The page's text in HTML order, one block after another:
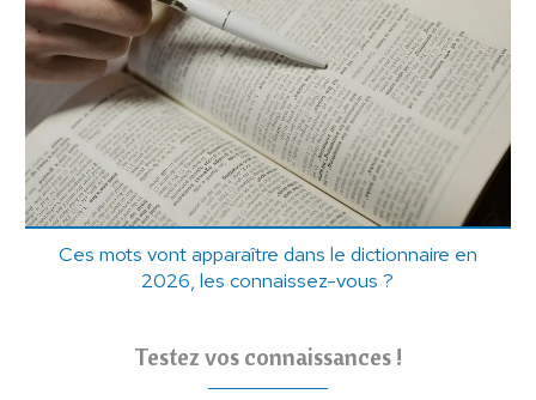
Ces mots vont apparaître dans le dictionnaire en
2026, les connaissez-vous ?
Testez vos connaissances !